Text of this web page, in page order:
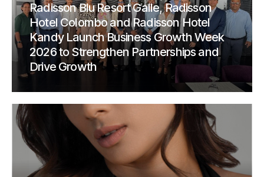
Radisson Blu Resort Galle, Radisson
Hotel Colombo and Radisson Hotel
Kandy Launch Business Growth Week
2026 to Strengthen Partnerships and
Drive Growth